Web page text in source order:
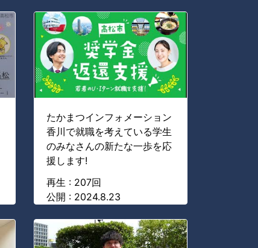
たかまつインフォメーション
香川で就職を考えている学生
のみなさんの新たな一歩を応
援します!
再生 : 207回
公開 : 2024.8.23